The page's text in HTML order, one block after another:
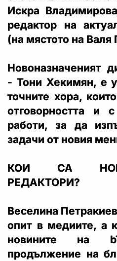
Искра
редактор на
(на мястото на Валя
Новоназначеният
- Тони Хекимян, е
точните хора,
отговорността и
работи, за да
задачи от новия
КОИ СА
РЕДАКТОРИ?
Веселина
опит в медиите, а
новините на
продължение на